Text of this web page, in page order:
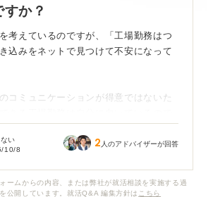
か？
考えているのですが、「工場勤務はつ
込みをネットで見つけて不安になって
コミュニケーションが得意ではないた
きる工場勤務は自分に向いているので
良いのかと悩んでいます。
い。
い
10/8 2 人のアドバイザーが回答
ームからの内容、または弊社が就活相談を実施する過
公開しています。就活Q&A 編集方針は こちら